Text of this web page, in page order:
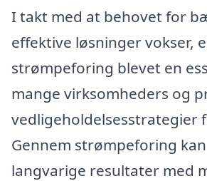
I takt med at behovet for
effektive løsninger vokser,
strømpeforing blevet en
mange virksomheders og
vedligeholdelsesstrategier
Gennem strømpeforing
langvarige resultater med